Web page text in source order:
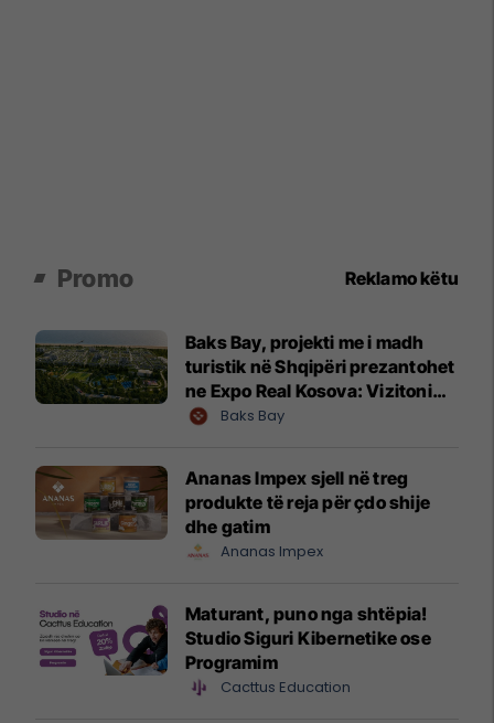
Promo Reklamo këtu
Baks Bay, projekti me i madh
turistik në Shqipëri prezantohet
ne Expo Real Kosova: Vizitoni
shtandin dhe zbuloni
Baks Bay
Ananas Impex sjell në treg
produkte të reja për çdo shije
dhe gatim
Ananas Impex
Maturant, puno nga shtëpia!
Studio Siguri Kibernetike ose
Programim
Cacttus Education